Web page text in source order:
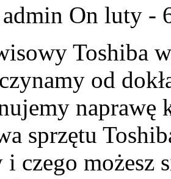
On luty -
Toshiba
od
naprawę
sprzętu
i czego możesz